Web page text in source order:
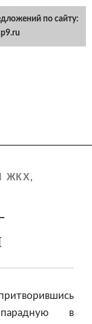
ЖКХ,
в
по сайту: